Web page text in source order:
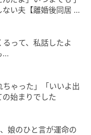
だか面白く感じる
、自分の考えも深
ってみたい気持ち
モヤしてしまいそ
、他の手段などを
い夫【離婚後同居 Vo
って、私話したよ
…
ゃった」「いいよ出
始まりでした
娘のひと言が運命の